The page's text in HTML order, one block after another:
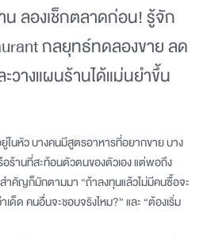
ลองเช็กตลาดก่อน! รู้จัก
กลยุทธ์ทดลองขาย ลด
ะวางแผนร้านได้แม่นยำขึ้น
นหัว บางคนมีสูตรอาหารที่อยากขาย บาง
ร้านที่สะท้อนตัวตนของตัวเอง แต่พอถึง
สำคัญก็มักตามมา “ถ้าลงทุนแล้วไม่มีคนซื้อจะ
เด็ด คนอื่นจะชอบจริงไหม?” และ “ต้องเริ่ม